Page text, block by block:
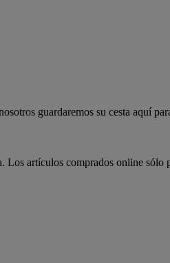
guardaremos su cesta aquí
artículos comprados online sólo